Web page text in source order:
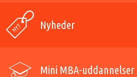
Nyheder
Mini MBA-uddannelser